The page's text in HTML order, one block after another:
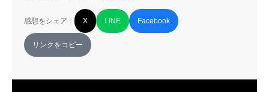
感想をシェア： X LINE Facebook
リンクをコピー